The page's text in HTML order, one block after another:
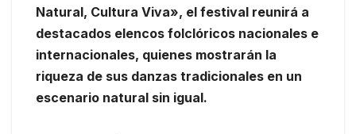
Natural, Cultura Viva», el festival reunirá a
destacados elencos folclóricos nacionales e
internacionales, quienes mostrarán la
riqueza de sus danzas tradicionales en un
escenario natural sin igual.